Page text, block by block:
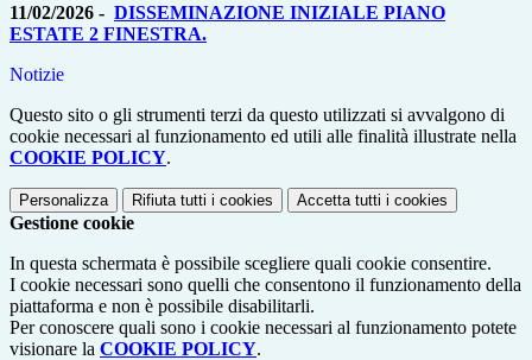
11/02/2026 - DISSEMINAZIONE INIZIALE PIANO
ESTATE 2 FINESTRA.
Notizie
Questo sito o gli strumenti terzi da questo utilizzati si avvalgono di
cookie necessari al funzionamento ed utili alle finalità illustrate nella
COOKIE POLICY.
Personalizza Rifiuta tutti i cookies Accetta tutti i cookies
Gestione cookie
In questa schermata è possibile scegliere quali cookie consentire.
I cookie necessari sono quelli che consentono il funzionamento della
piattaforma e non è possibile disabilitarli.
Per conoscere quali sono i cookie necessari al funzionamento potete
visionare la COOKIE POLICY.